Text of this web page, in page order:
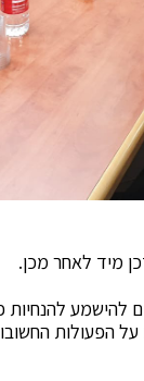
להישמע להנחיות
הפעולות